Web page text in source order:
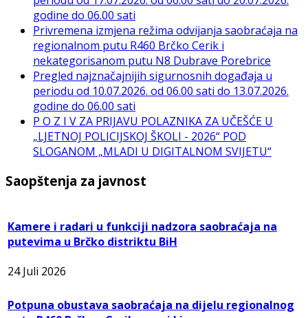
godine do 06.00 sati
Privremena izmjena režima odvijanja saobraćaja na
regionalnom putu R460 Brčko Cerik i
nekategorisanom putu N8 Dubrave Porebrice
Pregled najznačajnijih sigurnosnih događaja u
periodu od 10.07.2026. od 06.00 sati do 13.07.2026.
godine do 06.00 sati
P O Z I V ZA PRIJAVU POLAZNIKA ZA UČEŠĆE U
„LJETNOJ POLICIJSKOJ ŠKOLI - 2026“ POD
SLOGANOM „MLADI U DIGITALNOM SVIJETU“
Saopštenja za javnost
Kamere i radari u funkciji nadzora saobraćaja na
putevima u Brčko distriktu BiH
24 Juli 2026
Potpuna obustava saobraćaja na dijelu regionalnog